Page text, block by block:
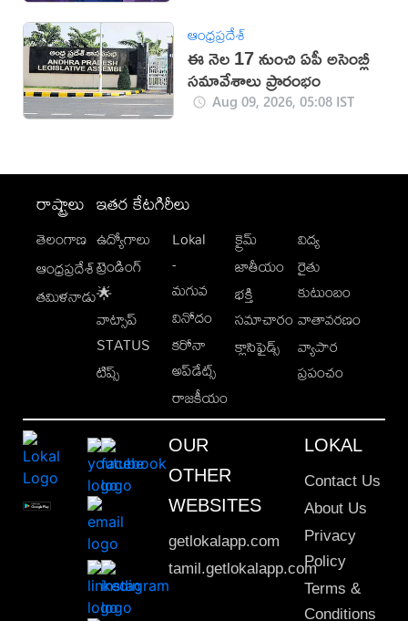
ఆంధ్రప్రదేశ్
ఈ నెల 17 నుంచి ఏపీ అసెంబ్లీ
సమావేశాలు ప్రారంభం
Aug 09, 2026, 05:08 IST
రాష్ట్రాలు
తెలంగాణ
ఆంధ్రప్రదేశ్
తమిళనాడు
ఇతర కేటగిరీలు
ఉద్యోగాలు
ట్రెండింగ్
🌟
వాట్సాప్
STATUS
టిప్స్
Lokal
-
మగువ
వినోదం
కరోనా
అప్‌డేట్స్
రాజకీయం
క్రైమ్
జాతీయం
భక్తి
సమాచారం
క్లాసిఫైడ్స్
విద్య
రైతు
కుటుంబం
వాతావరణం
వ్యాపార
ప్రపంచం
OUR
OTHER
WEBSITES
getlokalapp.com
tamil.getlokalapp.com
LOKAL
Contact Us
About Us
Privacy
Policy
Terms &
Conditions